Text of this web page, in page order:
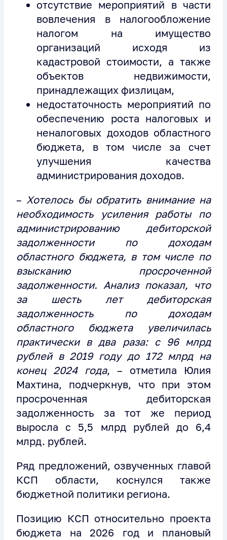
отсутствие мероприятий в части
вовлечения в налогообложение
налогом на имущество
организаций исходя из
кадастровой стоимости, а также
объектов недвижимости,
принадлежащих физлицам,
недостаточность мероприятий по
обеспечению роста налоговых и
неналоговых доходов областного
бюджета, в том числе за счет
улучшения качества
администрирования доходов.
– Хотелось бы обратить внимание на
необходимость усиления работы по
администрированию дебиторской
задолженности по доходам
областного бюджета, в том числе по
взысканию просроченной
задолженности. Анализ показал, что
за шесть лет дебиторская
задолженность по доходам
областного бюджета увеличилась
практически в два раза: с 96 млрд
рублей в 2019 году до 172 млрд на
конец 2024 года, – отметила Юлия
Махтина, подчеркнув, что при этом
просроченная дебиторская
задолженность за тот же период
выросла с 5,5 млрд рублей до 6,4
млрд. рублей.
Ряд предложений, озвученных главой
КСП области, коснулся также
бюджетной политики региона.
Позицию КСП относительно проекта
бюджета на 2026 год и плановый